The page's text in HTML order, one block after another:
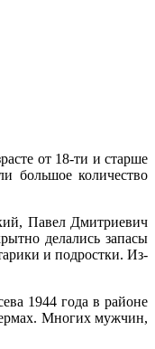
от 18-ти и старше
большое количество
Павел Дмитриевич
делались запасы
и подростки. Из-
1944 года в районе
Многих мужчин,